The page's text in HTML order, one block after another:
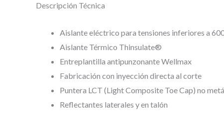
Descripción Técnica
Aislante eléctrico para tensiones inferiores a
Aislante Térmico Thinsulate®
Entreplantilla antipunzonante Wellmax
Fabricación con inyección directa al corte
Puntera LCT (Light Composite Toe Cap) no
Reflectantes laterales y en talón